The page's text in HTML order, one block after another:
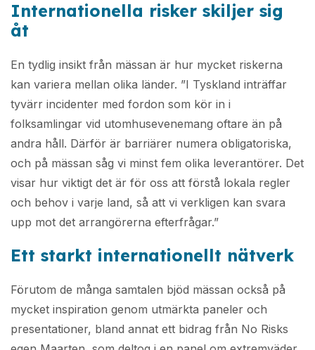
Internationella risker skiljer sig
åt
En tydlig insikt från mässan är hur mycket riskerna
kan variera mellan olika länder. ”I Tyskland inträffar
tyvärr incidenter med fordon som kör in i
folksamlingar vid utomhusevenemang oftare än på
andra håll. Därför är barriärer numera obligatoriska,
och på mässan såg vi minst fem olika leverantörer. Det
visar hur viktigt det är för oss att förstå lokala regler
och behov i varje land, så att vi verkligen kan svara
upp mot det arrangörerna efterfrågar.”
Ett starkt internationellt nätverk
Förutom de många samtalen bjöd mässan också på
mycket inspiration genom utmärkta paneler och
presentationer, bland annat ett bidrag från No Risks